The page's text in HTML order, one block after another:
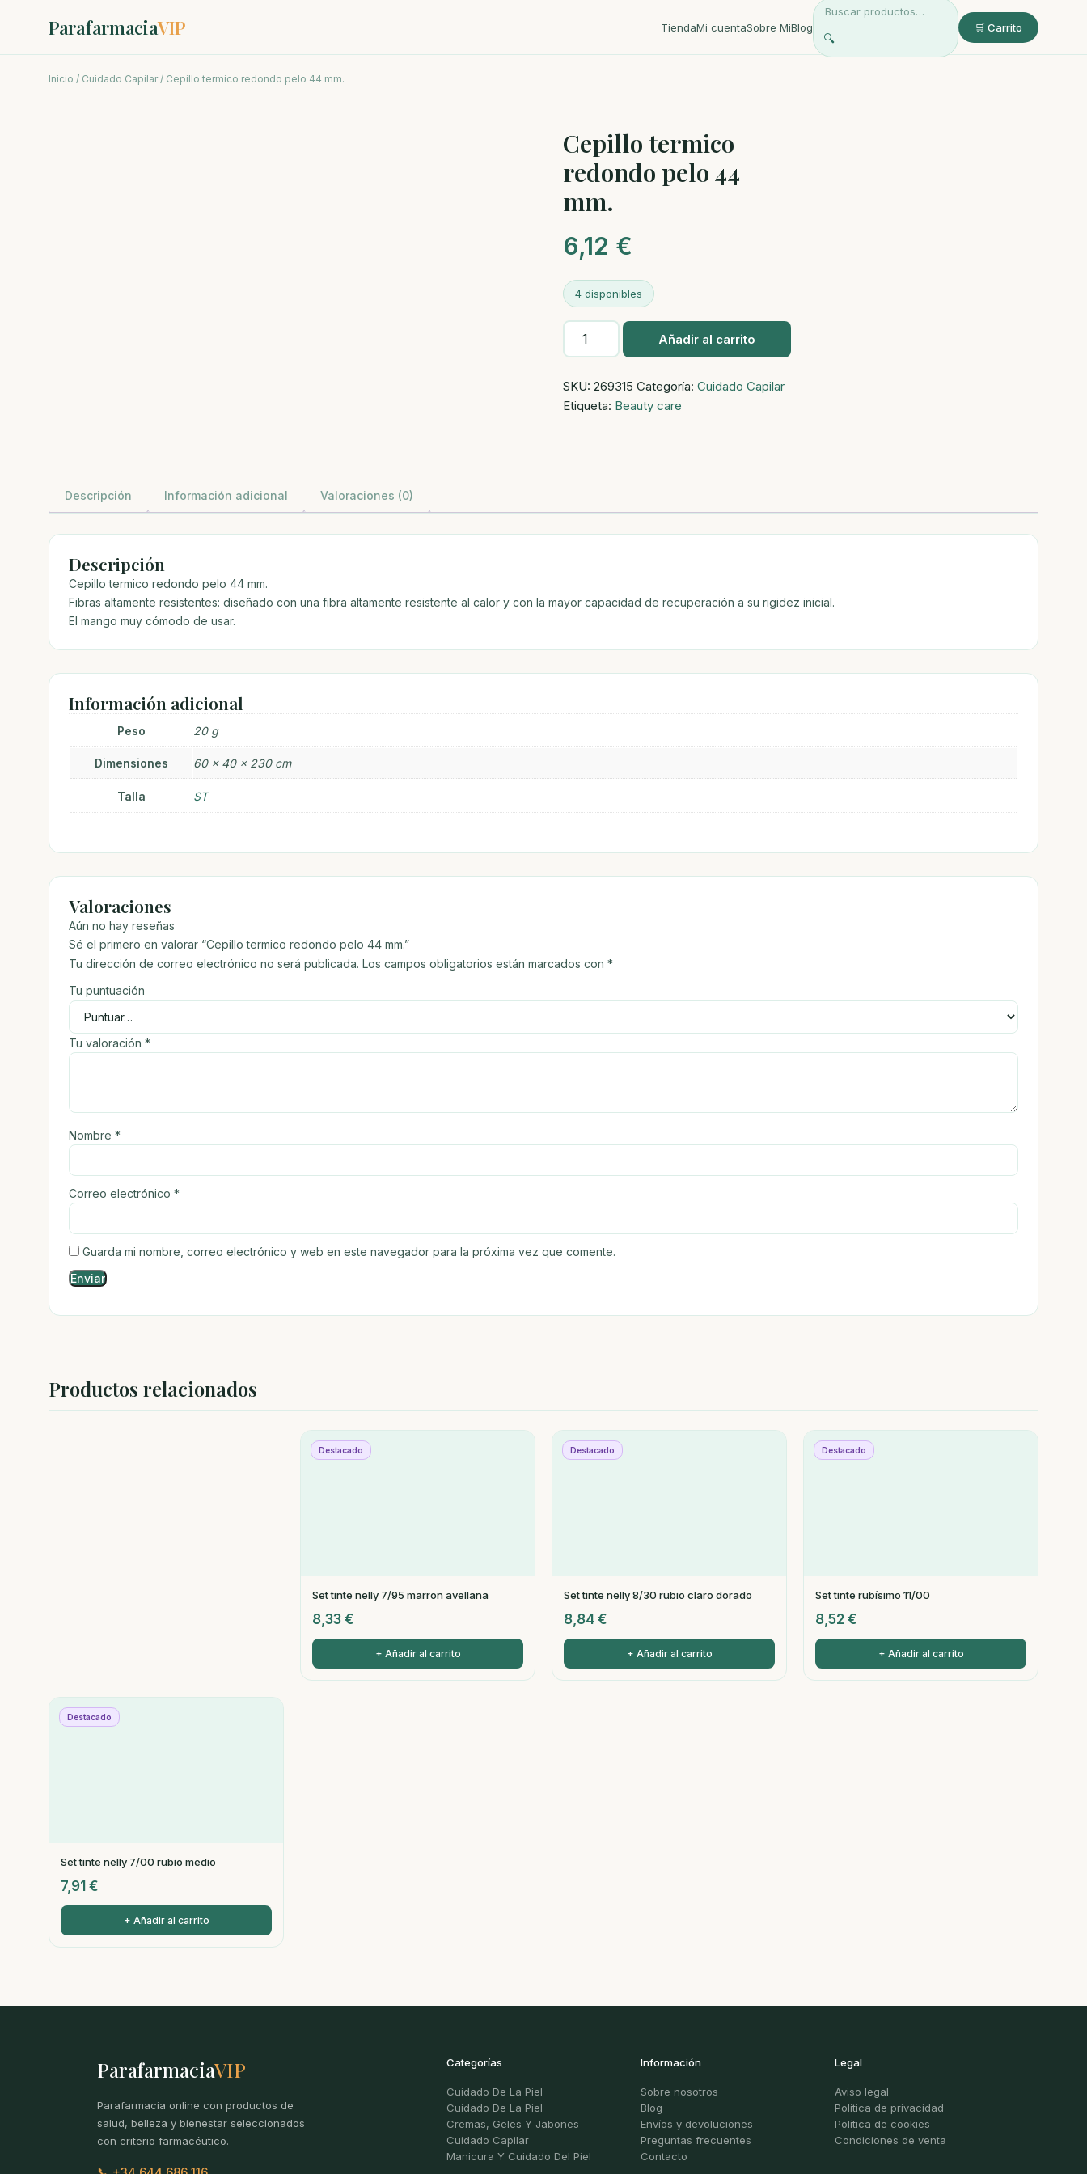
ParafarmaciaVIP TiendaMi cuentaSobre MiBlog
🔍
🛒 Carrito
Inicio / Cuidado Capilar/ Cepillo termico redondo pelo 44 mm.
Cepillo termico
redondo pelo 44
mm.
6,12 €
4 disponibles
Cepillo
termico
pelo
44
Añadir al carrito
SKU: 269315 Categoría: Cuidado Capilar
Etiqueta: Beauty care
Descripción Información adicional Valoraciones (0)
Descripción
Cepillo termico redondo pelo 44 mm.
Fibras altamente resistentes: diseñado con una fibra altamente resistente al calor y con la mayor capacidad de recuperación a su rigidez inicial.
El mango muy cómodo de usar.
Información adicional
Peso 20 g
Dimensiones 60 × 40 × 230 cm
Talla ST
Valoraciones
Aún no hay reseñas
Sé el primero en valorar “Cepillo termico redondo pelo 44 mm.”
Tu dirección de correo electrónico no será publicada. Los campos obligatorios están marcados con *
Tu puntuación
Tu valoración *
Nombre *
Correo electrónico *
Guarda mi nombre, correo electrónico y web en este navegador para la próxima vez que comente.
Productos relacionados
Destacado
Set tinte nelly 7/95 marron avellana
8,33 €
+ Añadir al carrito
Destacado
Set tinte nelly 8/30 rubio claro dorado
8,84 €
+ Añadir al carrito
Destacado
Set tinte rubísimo 11/00
8,52 €
+ Añadir al carrito
Destacado
Set tinte nelly 7/00 rubio medio
7,91 €
+ Añadir al carrito
ParafarmaciaVIP
Parafarmacia online con productos de
salud, belleza y bienestar seleccionados
con criterio farmacéutico.
Categorías
Cuidado De La Piel
Cuidado De La Piel
Cremas, Geles Y Jabones
Cuidado Capilar
Manicura Y Cuidado Del Piel
Información
Sobre nosotros
Blog
Envíos y devoluciones
Preguntas frecuentes
Contacto
Legal
Aviso legal
Política de privacidad
Política de cookies
Condiciones de venta